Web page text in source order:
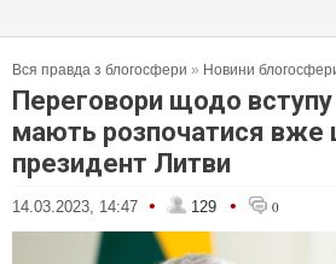
Вся правда з блогосфери » Новини
Переговори щодо
мають розпочатися вже
президент Литви
14.03.2023, 14:47 • 129 • 0